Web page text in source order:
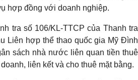
hợp đồng với doanh nghiệp.
tra số 106/KL-TTCP của Thanh tra
Liên hợp thể thao quốc gia Mỹ Đình
sách nhà nước liên quan tiền thuê
liên kết và cho thuê mặt bằng.